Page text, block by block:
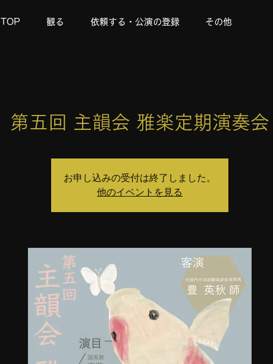
TOP 観る 依頼する・公演の登録 その他
第五回 主韻会 雅楽定期演奏会
お申し込みの受付は終了しました。
他のイベントを見る